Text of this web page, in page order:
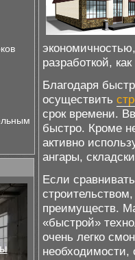
разработкой,
Благодаря
осуществить
срок времени.
быстро. Кроме
активно
ангары,
Если
преимуществ.
«быстрой»
очень легко
необходимости,